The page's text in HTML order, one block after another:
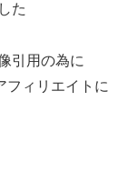
た
引用の為に
フィリエイトに